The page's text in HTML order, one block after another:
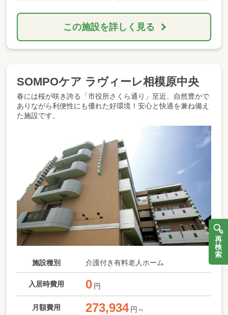
この施設を詳しく見る
SOMPOケア ラヴィーレ相模原中央
春には桜が咲き誇る「市役所さくら通り」至近、自然豊かで
ありながら利便性にも優れた好環境！安心と快適を兼ね備え
た施設です。
施設種別 介護付き有料老人ホーム
入居時費用 0 円
月額費用 273,934 円～
再
検
索